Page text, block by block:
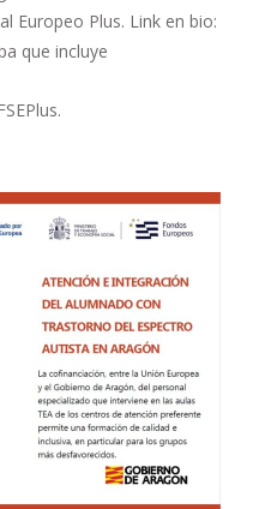
Europeo Plus. Link en bio:
que incluye